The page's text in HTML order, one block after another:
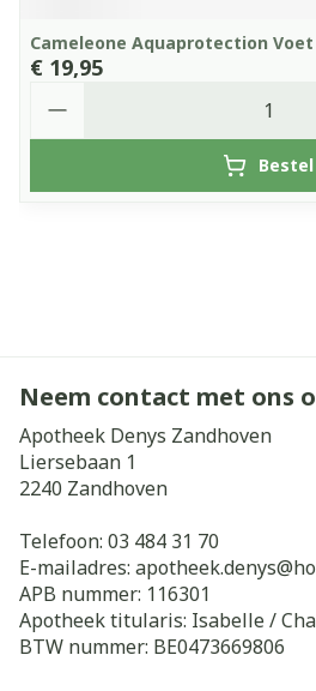
Cameleone Aquaprotection Voet
€ 19,95
Bestel
Neem contact met ons
Apotheek Denys Zandhoven
Liersebaan 1
2240 Zandhoven
Telefoon: 03 484 31 70
E-mailadres: apotheek.denys@
APB nummer: 116301
Apotheek titularis: Isabelle /
BTW nummer: BE0473669806